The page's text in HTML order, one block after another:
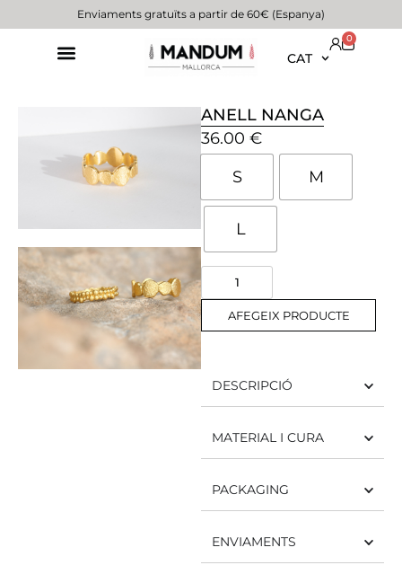
Enviaments gratuïts a partir de 60€ (Espanya)
CAT
0
ANELL NANGA
36.00 €
S
M
L
AFEGEIX PRODUCTE
DESCRIPCIÓ
MATERIAL I CURA
PACKAGING
ENVIAMENTS